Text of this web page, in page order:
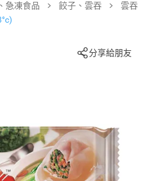
急凍食品 餃子、雲吞
雲吞
分享給朋友